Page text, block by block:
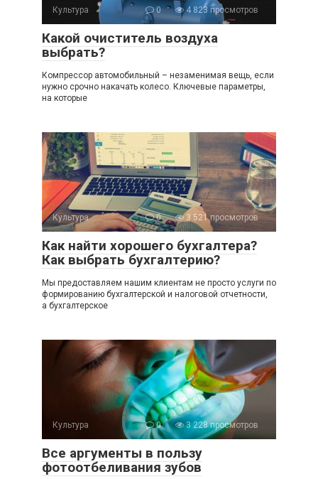
Культура 0 4 823 просмотров
Какой очиститель воздуха
выбрать?
Компрессор автомобильный – незаменимая вещь, если
нужно срочно накачать колесо. Ключевые параметры,
на которые
Культура 0 3 521 просмотров
Как найти хорошего бухгалтера?
Как выбрать бухгалтерию?
Мы предоставляем нашим клиентам не просто услуги по
формированию бухгалтерской и налоговой отчетности,
а бухгалтерское
Культура 0 3 228 просмотров
Все аргументы в пользу
фотоотбеливания зубов